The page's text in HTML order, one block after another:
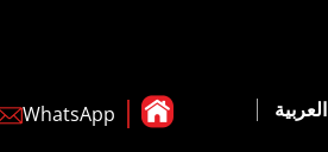
WhatsApp العربية